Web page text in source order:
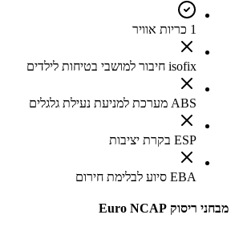
1 כריות אוויר
isofix חיבור למושבי בטיחות לילדים
ABS מערכת למניעת נעילת גלגלים
ESP בקרת יציבות
EBA סיוע לבלימת חירום
מבחני ריסוק Euro NCAP